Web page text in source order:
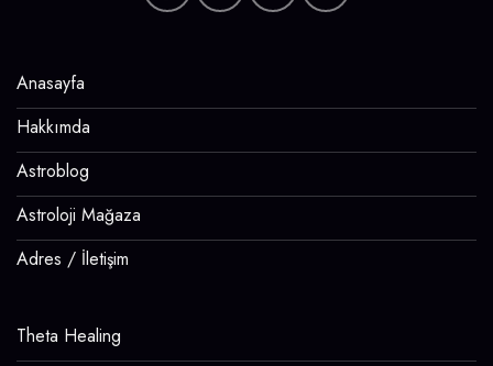
Anasayfa
Hakkımda
Astroblog
Astroloji Mağaza
Adres / İletişim
Theta Healing